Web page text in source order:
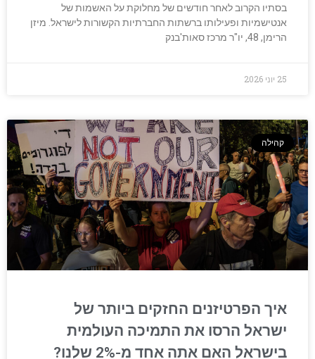
בסתיו הקרוב לאחר חודשים של מחלוקת על האשמות של
אנטישמיות ופעילותו ברשתות החברתיות הקשורות לישראל. מיזן
הרימן, 48, יו"ר מרכז סאות'בנק
25 יוני 2026
קהילה
איך הפרטיזנים החזקים ביותר של
ישראל הרסו את התמיכה העולמית
בישראל האם אתה אחד מ-2% שלנו?